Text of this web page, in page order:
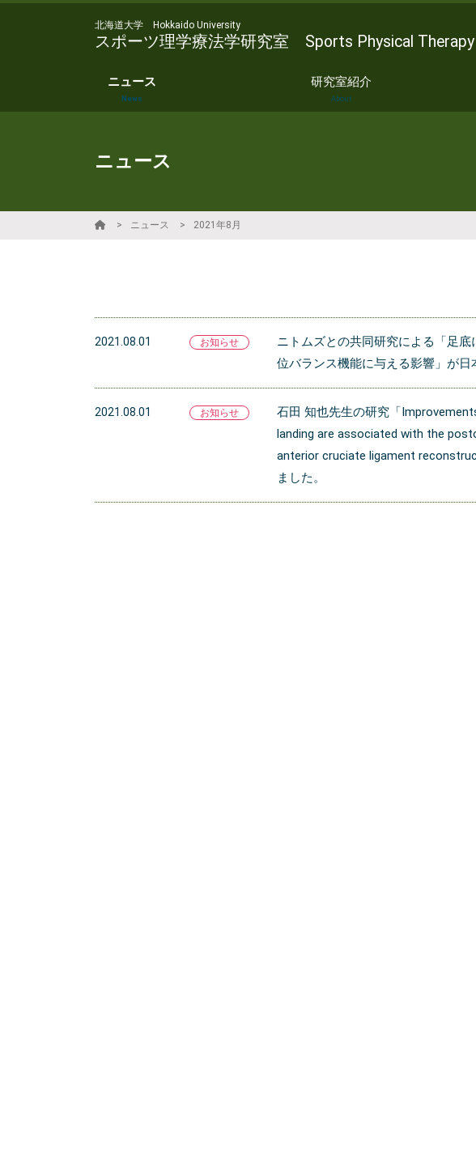
北海道大学 Hokkaido University
スポーツ理学療法学研究室 Sports Physical Therapy
ニュース
News
研究室紹介
About
ニュース
ニュース 2021年8月
2021.08.01 お知らせ
ニトムズとの共同研究による「足
位バランス機能に与える影響」が日
2021.08.01 お知らせ
石田 知也先生の研究「
landing are associated with the
anterior cruciate ligament
ました。